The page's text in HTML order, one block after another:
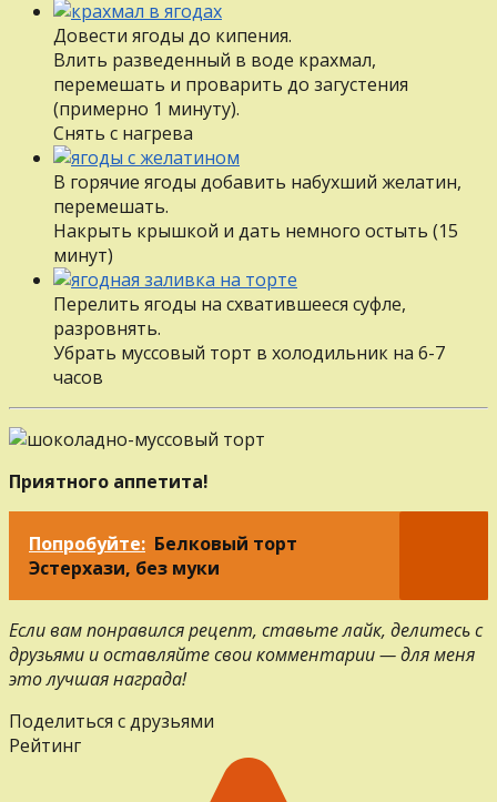
Довести ягоды до кипения.
Влить разведенный в воде крахмал,
перемешать и проварить до загустения
(примерно 1 минуту).
Снять с нагрева
В горячие ягоды добавить набухший желатин,
перемешать.
Накрыть крышкой и дать немного остыть (15
минут)
Перелить ягоды на схватившееся суфле,
разровнять.
Убрать муссовый торт в холодильник на 6-7
часов
Приятного аппетита!
Попробуйте: Белковый торт
Эстерхази, без муки
Если вам понравился рецепт, ставьте лайк, делитесь с
друзьями и оставляйте свои комментарии — для меня
это лучшая награда!
Поделиться с друзьями
Рейтинг